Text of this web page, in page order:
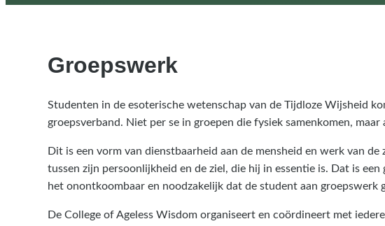
Groepswerk
Studenten in de esoterische wetenschap van de Tijdloze Wijsheid
groepsverband. Niet per se in groepen die fysiek samenkomen,
Dit is een vorm van dienstbaarheid aan de mensheid en werk van
tussen zijn persoonlijkheid en de ziel, die hij in essentie is. Dat is
het onontkoombaar en noodzakelijk dat de student aan groepswerk
De College of Ageless Wisdom organiseert en coördineert met